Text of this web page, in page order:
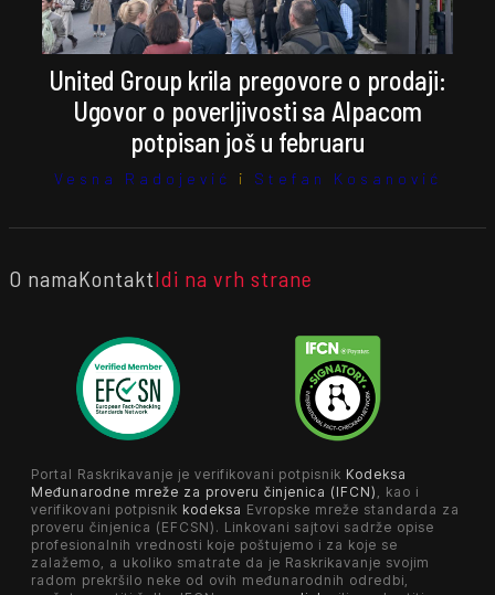
United Group krila pregovore o prodaji:
Ugovor o poverljivosti sa Alpacom
potpisan još u februaru
Vesna Radojević i Stefan Kosanović
O namaKontaktIdi na vrh strane
Portal Raskrikavanje je verifikovani potpisnik Kodeksa
Međunarodne mreže za proveru činjenica (IFCN) , kao i
verifikovani potpisnik kodeksa Evropske mreže standarda za
proveru činjenica (EFCSN). Linkovani sajtovi sadrže opise
profesionalnih vrednosti koje poštujemo i za koje se
zalažemo, a ukoliko smatrate da je Raskrikavanje svojim
radom prekršilo neke od ovih međunarodnih odredbi,